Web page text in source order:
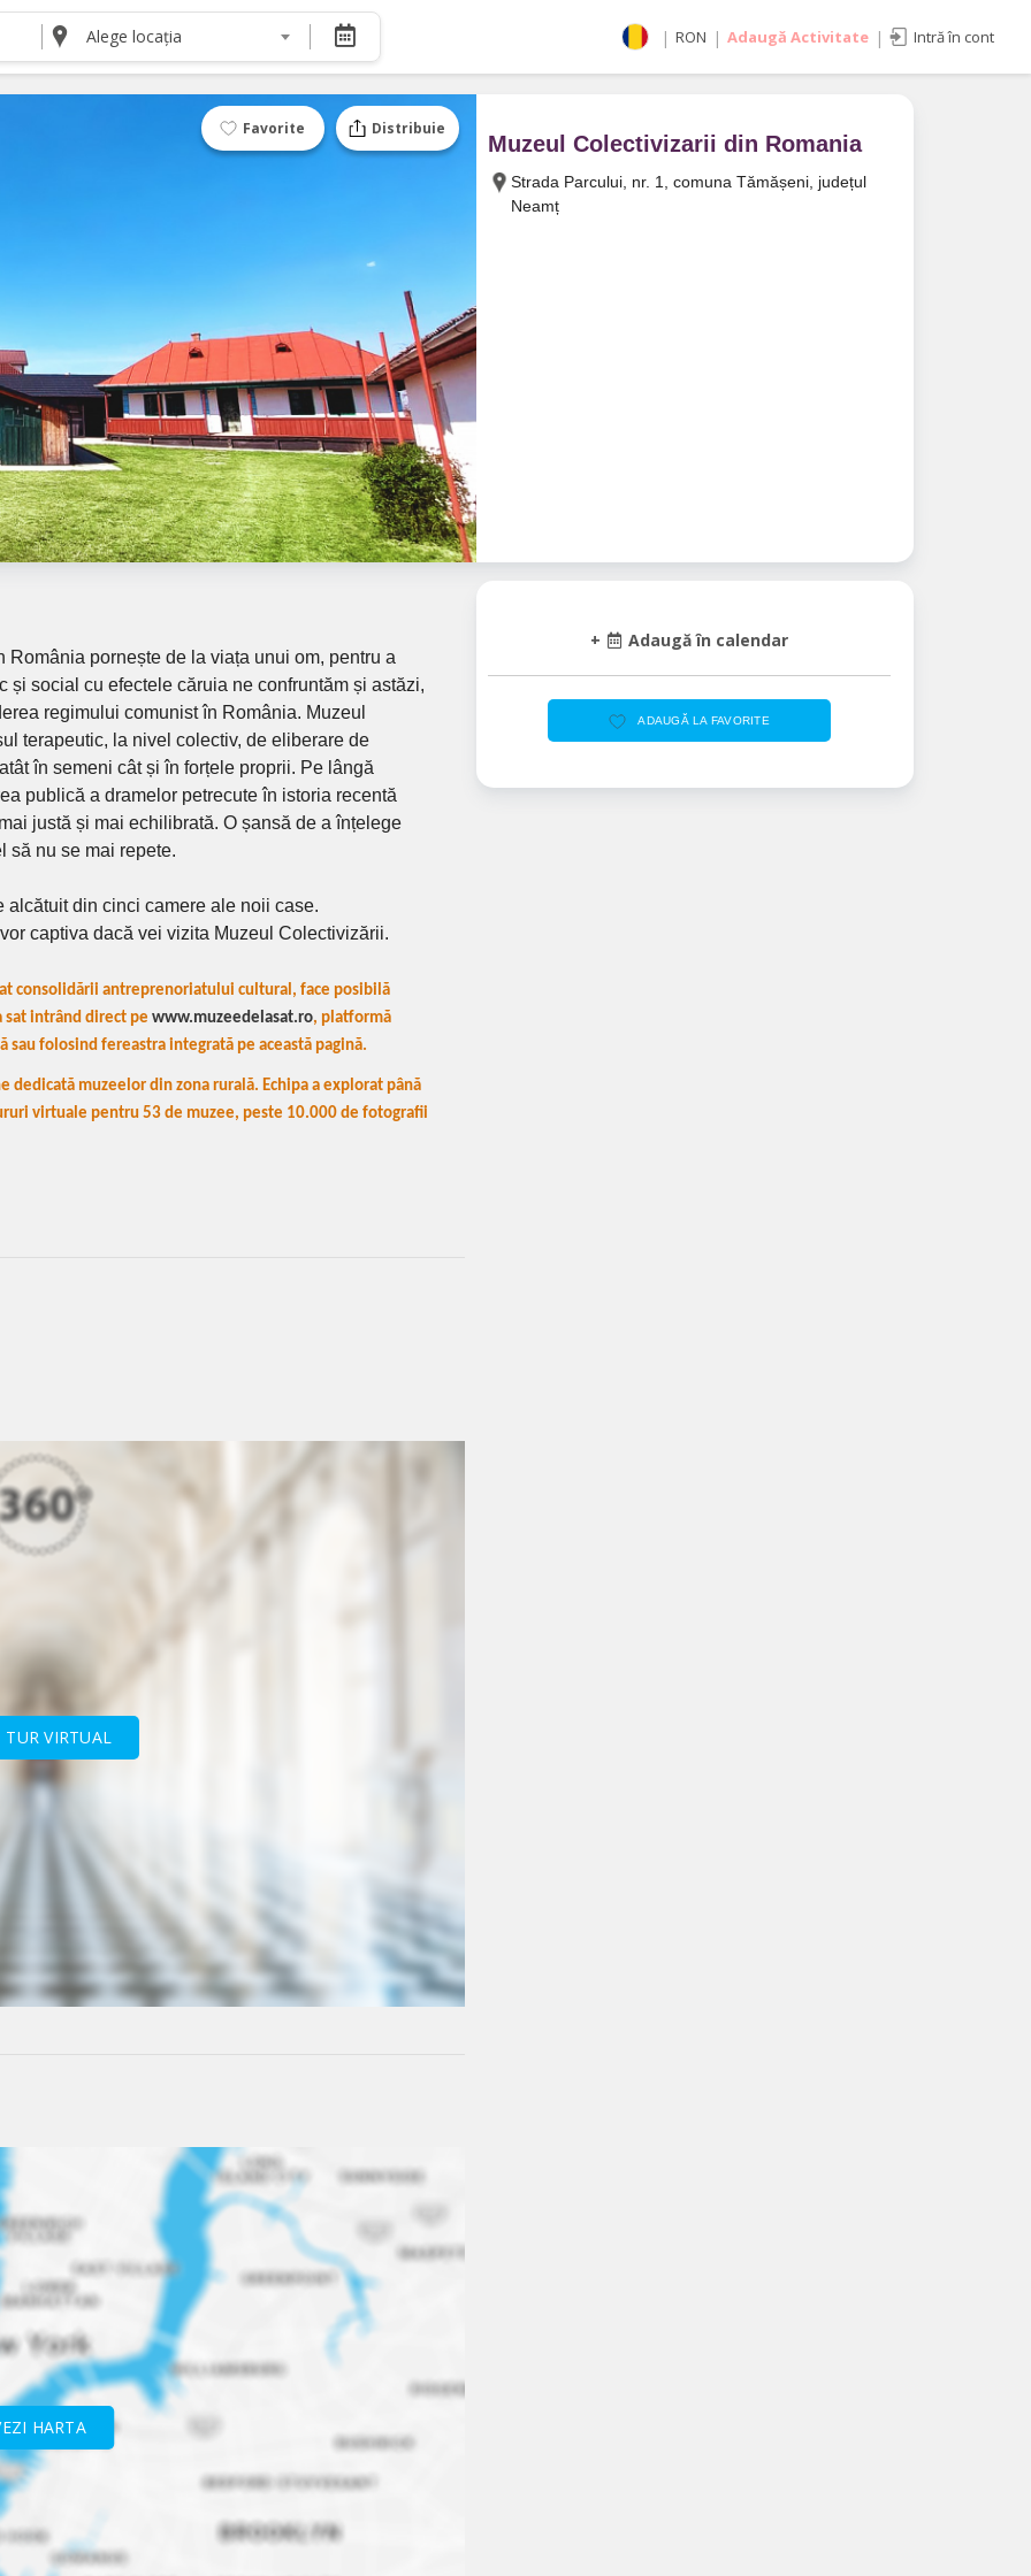
Alege locația | RON | Adaugă Activitate | Intră în cont
DESPRE NOI
Despre noi
Termeni și condiții pentru cumpărătorii de bilete
Termeni și condiții pentru organizatorii de evenimente
EUR
USD
Favorite Distribuie
Muzeul Colectivizarii din Romania
Strada Parcului, nr. 1, comuna Tămășeni, județul
Neamț
+ Adaugă în calendar
ADAUGĂ LA FAVORITE
pornește de la viața unui om, pentru a
social cu efectele căruia ne confruntăm și astăzi,
regimului comunist în România. Muzeul
terapeutic, la nivel colectiv, de eliberare de
în semeni cât și în forțele proprii. Pe lângă
publică a dramelor petrecute în istoria recentă
justă și mai echilibrată. O șansă de a înțelege
să nu se mai repete.
alcătuit din cinci camere ale noii case.
captiva dacă vei vizita Muzeul Colectivizării.
consolidării antreprenoriatului cultural, face posibilă
sat intrând direct pewww.muzeedelasat.ro, platformă
folosind fereastra integrată pe această pagină.
dedicată muzeelor din zona rurală. Echipa a explorat până
virtuale pentru 53 de muzee, peste 10.000 de fotografii
TUR VIRTUAL
HARTA